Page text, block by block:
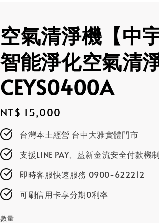
空氣清淨機【中
智能淨化空氣清
CEYS0400A
Regular
price
NT$ 15,000
台灣本土經營 台中大雅實體門市
支援LINE PAY、藍新金流安全付款機制
即時客服快速服務 0900-622212
可刷信用卡享分期0利率
數量